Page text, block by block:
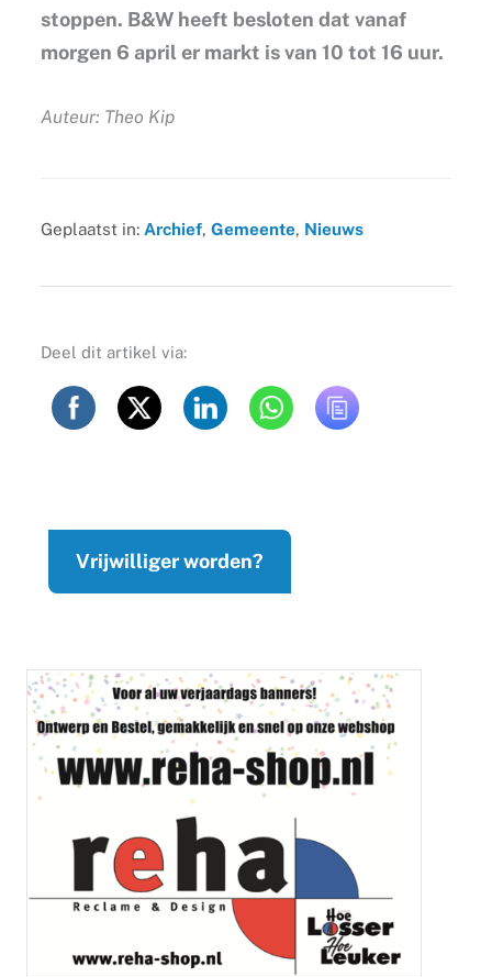
stoppen. B&W heeft besloten dat vanaf
morgen 6 april er markt is van 10 tot 16 uur.
Auteur: Theo Kip
Geplaatst in: Archief, Gemeente, Nieuws
Deel dit artikel via:
Vrijwilliger worden?